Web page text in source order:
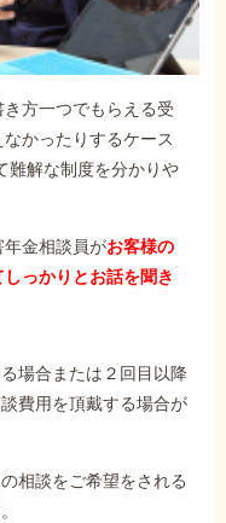
方一つでもらえる受
かったりするケース
難解な制度を分かりや
金相談員がお客様の
っかりとお話を聞き
場合または２回目以降
費用を頂戴する場合が
相談をご希望をされる